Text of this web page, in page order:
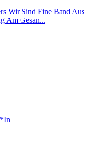
Wir Sind Eine Band Aus
Am Gesan...